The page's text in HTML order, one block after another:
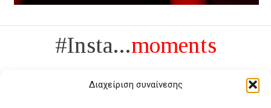
Διαχείριση συναίνεσης
#Insta...moments